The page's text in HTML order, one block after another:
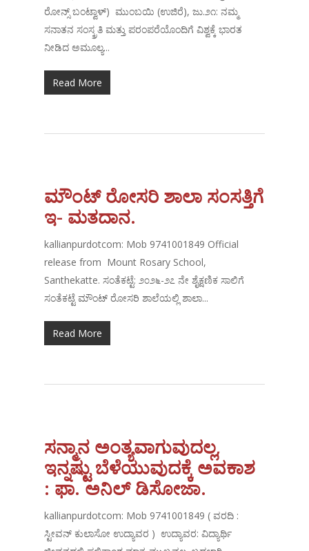
ರೋನ್ಸ್ ಬಂಟ್ವಾಳ್) ಮುಂಬಯಿ (ಉಜಿರೆ), ಜು.೨೧: ನಮ್ಮ
ಸನಾತನ ಸಂಸ್ಕ್ರತಿ ಮತ್ತು ಪರಂಪರೆಯೊಂದಿಗೆ ವಿಶ್ವಕ್ಕೆ ಭಾರತ
ನೀಡಿದ ಅಮೂಲ್ಯ...
Read More
ಮೌಂಟ್ ರೋಸರಿ ಶಾಲಾ ಸಂಸತ್ತಿಗೆ
ಇ- ಮತದಾನ.
kallianpurdotcom: Mob 9741001849 Official
release from Mount Rosary School,
Santhekatte. ಸಂತೆಕಟ್ಟೆ: ೨೦೨೬-೨೭ ನೇ ಶೈಕ್ಷಣಿಕ ಸಾಲಿಗೆ
ಸಂತೆಕಟ್ಟೆ ಮೌಂಟ್ ರೋಸರಿ ಶಾಲೆಯಲ್ಲಿ ಶಾಲಾ...
Read More
ಸನ್ಮಾನ ಅಂತ್ಯವಾಗುವುದಲ್ಲ,
ಇನ್ನಷ್ಟು ಬೆಳೆಯುವುದಕ್ಕೆ ಅವಕಾಶ
: ಫಾ. ಅನಿಲ್ ಡಿಸೋಜಾ.
kallianpurdotcom: Mob 9741001849 ( ವರದಿ :
ಸ್ಟೀವನ್ ಕುಲಾಸೋ ಉದ್ಯಾವರ ) ಉದ್ಯಾವರ: ವಿದ್ಯಾರ್ಥಿ